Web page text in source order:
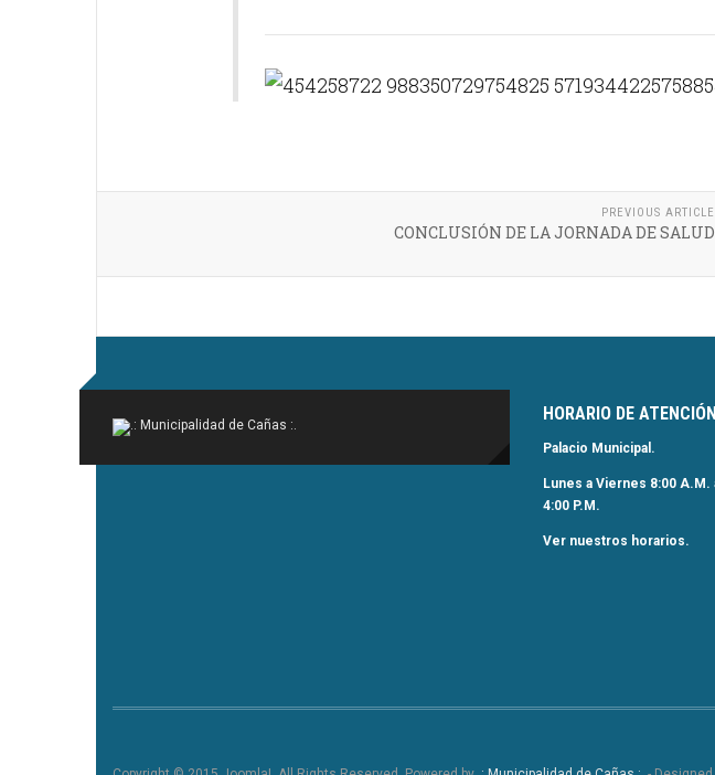
PREVIOUS ARTICLE
CONCLUSIÓN DE LA JORNADA DE SALUD
HORARIO DE ATENCIÓN
Palacio Municipal.
Lunes a Viernes 8:00 A.M.
4:00 P.M.
Ver nuestros horarios.